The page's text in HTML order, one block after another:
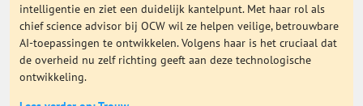
Algemeen
Onderwijs Totaal
intelligentie en ziet een duidelijk kantelpunt. Met haar rol als
chief science advisor bij OCW wil ze helpen veilige, betrouwbare
AI-toepassingen te ontwikkelen. Volgens haar is het cruciaal dat
de overheid nu zelf richting geeft aan deze technologische
ontwikkeling.